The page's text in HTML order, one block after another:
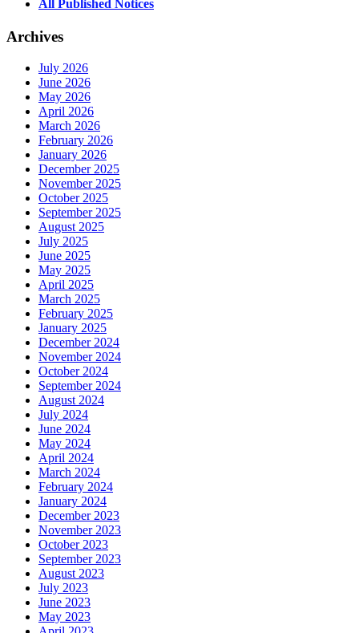
All Published Notices
Archives
July 2026
June 2026
May 2026
April 2026
March 2026
February 2026
January 2026
December 2025
November 2025
October 2025
September 2025
August 2025
July 2025
June 2025
May 2025
April 2025
March 2025
February 2025
January 2025
December 2024
November 2024
October 2024
September 2024
August 2024
July 2024
June 2024
May 2024
April 2024
March 2024
February 2024
January 2024
December 2023
November 2023
October 2023
September 2023
August 2023
July 2023
June 2023
May 2023